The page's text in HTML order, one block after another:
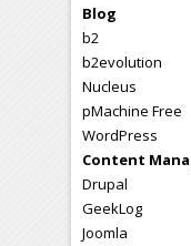
Blog
b2
b2evolution
Nucleus
pMachine Free
WordPress
Content
Drupal
GeekLog
Joomla